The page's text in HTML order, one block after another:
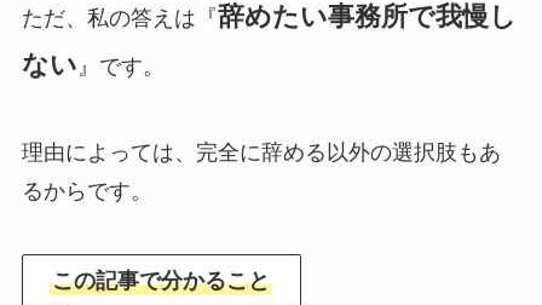
ただ、私の答えは『辞めたい事務所で我慢し
ない』です。
理由によっては、完全に辞める以外の選択肢もあ
るからです。
この記事で分かること